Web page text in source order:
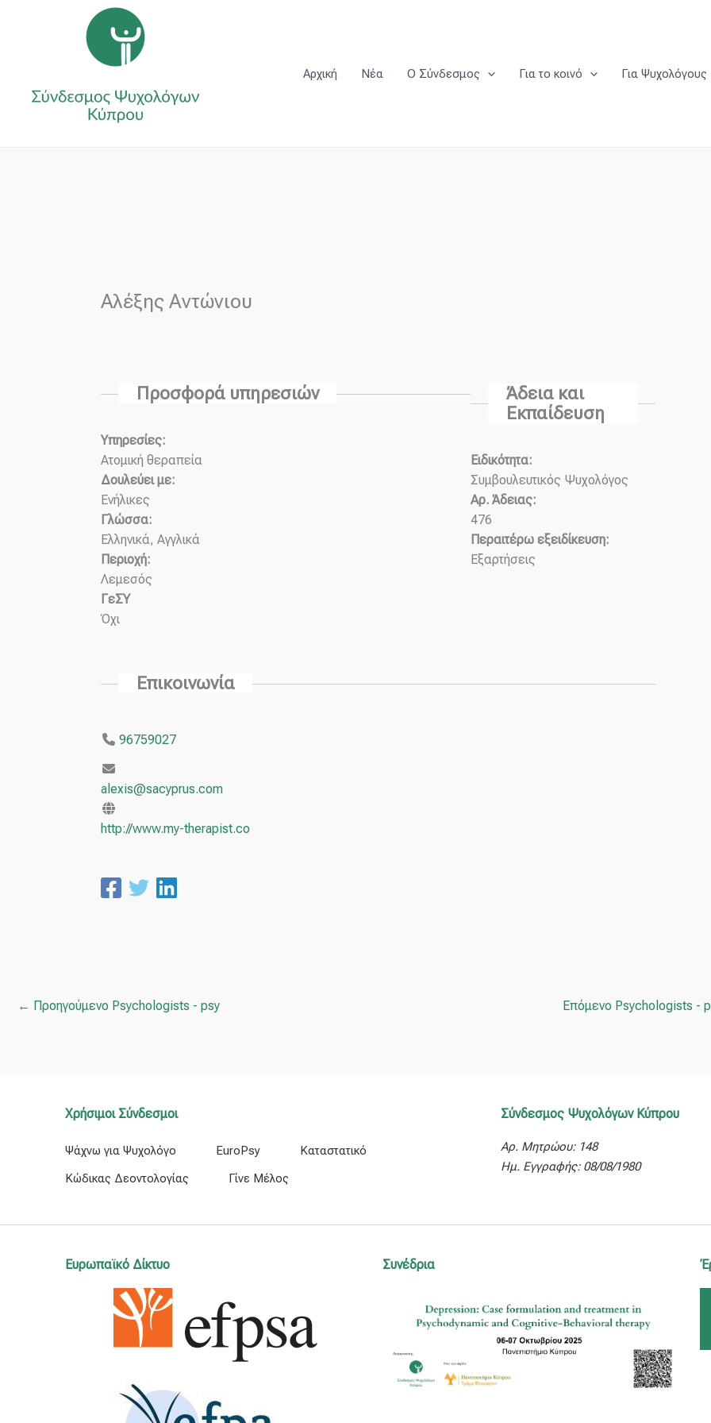
Αρχική Νέα Ο Σύνδεσμος Για το κοινό Για Ψυχολόγους
Αλέξης Αντώνιου
Προσφορά υπηρεσιών
Υπηρεσίες:
Ατομική θεραπεία
Δουλεύει με:
Ενήλικες
Γλώσσα:
Ελληνικά, Αγγλικά
Περιοχή:
Λεμεσός
ΓεΣΥ
Όχι
Άδεια και
Εκπαίδευση
Ειδικότητα:
Συμβουλευτικός Ψυχολόγος
Αρ. Άδειας:
476
Περαιτέρω εξειδίκευση:
Εξαρτήσεις
Επικοινωνία
96759027
alexis@sacyprus.com
http://www.my-therapist.co
← Προηγούμενο Psychologists - psy Επόμενο Psychologists -
Χρήσιμοι Σύνδεσμοι
Ψάχνω για Ψυχολόγο EuroPsy
Καταστατικό
Κώδικας Δεοντολογίας
Γίνε Μέλος
Σύνδεσμος Ψυχολόγων Κύπρου
Αρ. Μητρώου: 148
Ημ. Εγγραφής: 08/08/1980
Ευρωπαϊκό Δίκτυο Συνέδρια